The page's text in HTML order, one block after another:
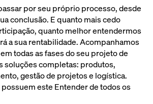
por seu próprio processo, desde
conclusão. E quanto mais cedo
quanto melhor entendermos
a sua rentabilidade. Acompanhamos
todas as fases do seu projeto de
soluções completas: produtos,
gestão de projetos e logística.
este Entender de todos os